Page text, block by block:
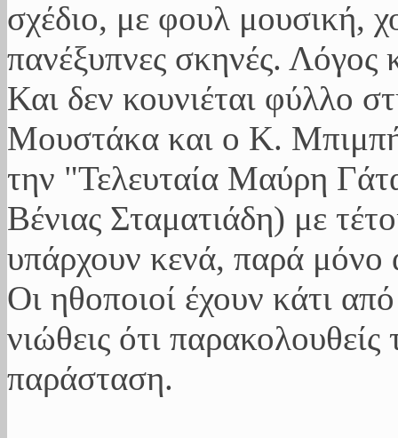
σχέδιο, με φουλ μουσική,
πανέξυπνες σκηνές. Λόγος
Και δεν κουνιέται φύλλο
Μουστάκα και ο Κ.
την "Τελευταία Μαύρη
Βένιας Σταματιάδη) με
υπάρχουν κενά, παρά μόνο
Οι ηθοποιοί έχουν κάτι
νιώθεις ότι παρακολουθείς
παράσταση.